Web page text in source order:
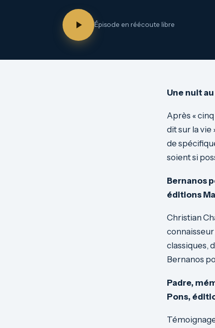
Épisode en réécoute libre
Une nuit
Après «
dit sur la vie
de
soient si
Bernanos
éditions
Christian
classiques,
Bernanos
Padre,
Pons,